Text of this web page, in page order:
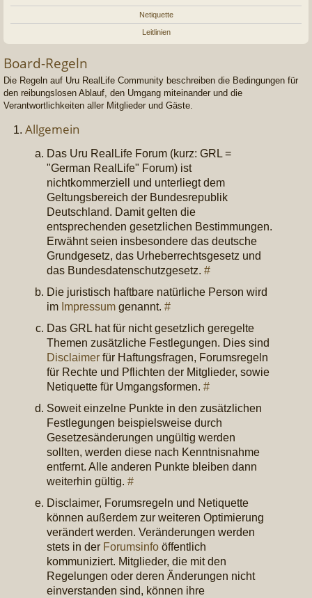
Netiquette
Leitlinien
Board-Regeln
Die Regeln auf Uru RealLife Community beschreiben die Bedingungen für
den reibungslosen Ablauf, den Umgang miteinander und die
Verantwortlichkeiten aller Mitglieder und Gäste.
Allgemein
Das Uru RealLife Forum (kurz: GRL =
"German RealLife" Forum) ist
nichtkommerziell und unterliegt dem
Geltungsbereich der Bundesrepublik
Deutschland. Damit gelten die
entsprechenden gesetzlichen Bestimmungen.
Erwähnt seien insbesondere das deutsche
Grundgesetz, das Urheberrechtsgesetz und
das Bundesdatenschutzgesetz.#
Die juristisch haftbare natürliche Person wird
im Impressum genannt.#
Das GRL hat für nicht gesetzlich geregelte
Themen zusätzliche Festlegungen. Dies sind
Disclaimer für Haftungsfragen, Forumsregeln
für Rechte und Pflichten der Mitglieder, sowie
Netiquette für Umgangsformen.#
Soweit einzelne Punkte in den zusätzlichen
Festlegungen beispielsweise durch
Gesetzesänderungen ungültig werden
sollten, werden diese nach Kenntnisnahme
entfernt. Alle anderen Punkte bleiben dann
weiterhin gültig.#
Disclaimer, Forumsregeln und Netiquette
können außerdem zur weiteren Optimierung
verändert werden. Veränderungen werden
stets in der Forumsinfo öffentlich
kommuniziert. Mitglieder, die mit den
Regelungen oder deren Änderungen nicht
einverstanden sind, können ihre